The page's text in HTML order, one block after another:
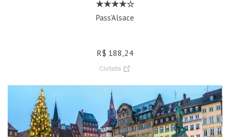
Pass'Alsace
R$ 188,24
Civitatis